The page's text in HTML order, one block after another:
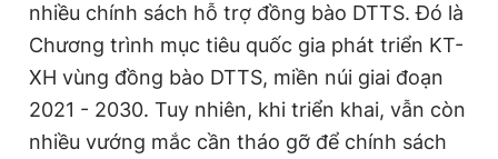
Đọc Thanh Niên trên điện thoại
nhiều chính sách hỗ trợ đồng bào DTTS. Đó là
Chương trình mục tiêu quốc gia phát triển KT-
XH vùng đồng bào DTTS, miền núi giai đoạn
2021 - 2030. Tuy nhiên, khi triển khai, vẫn còn
nhiều vướng mắc cần tháo gỡ để chính sách